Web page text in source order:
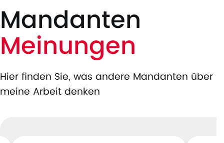
Mandanten
Meinungen
Hier finden Sie, was andere Mandanten über
meine Arbeit denken